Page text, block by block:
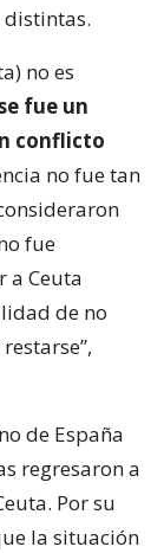
distintas.
no es
fue un
conflicto
no fue tan
fue
a Ceuta
de no
de España
regresaron a
Por su
la situación